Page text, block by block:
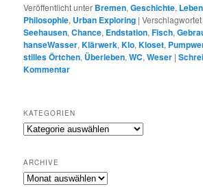
Veröffentlicht unter Bremen,Geschichte, Leben
Philosophie, Urban Exploring |
Seehausen,Chance, Endstation,Fisch,
hanseWasser,Klärwerk,Klo,Kloset,
stilles Örtchen, Überleben,WC,Weser |
Kommentar
KATEGORIEN
K
e
g
ARCHIVE
A